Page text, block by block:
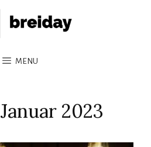
MENU
Januar 2023